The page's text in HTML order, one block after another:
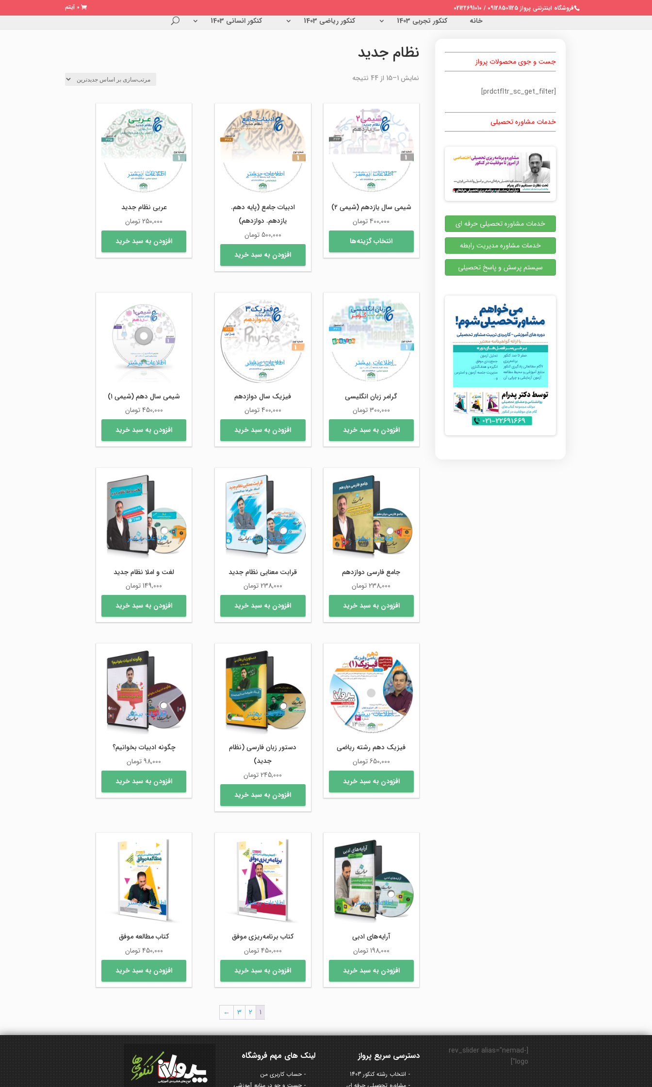
فروشگاه اینترنتی پرواز 09128501125 / 02122691010 0 آیتم
خانه کنکور تجربی 1403 کنکور ریاضی 1403 کنکور انسانی 1403
نظام جدید
نمایش 1–15 از 44 نتیجه
مرتب‌سازی
اطلاعات بیشتر
شیمی سال یازدهم (شیمی ۲)
400,000تومان
انتخاب گزینه‌ها
دارای
ممکن
اطلاعات بیشتر
ادبیات جامع (پایه دهم.
یازدهم. دوازدهم)
500,000تومان
افزودن به سبد خرید
اطلاعات بیشتر
عربی نظام جدید
250,000تومان
افزودن به سبد خرید
اطلاعات بیشتر
گرامر زبان انگلیسی
300,000تومان
افزودن به سبد خرید
اطلاعات بیشتر
فیزیک سال دوازدهم
400,000تومان
افزودن به سبد خرید
اطلاعات بیشتر
شیمی سال دهم (شیمی ۱)
450,000تومان
افزودن به سبد خرید
اطلاعات بیشتر
جامع فارسی دوازدهم
238,000تومان
افزودن به سبد خرید
اطلاعات بیشتر
قرابت معنایی نظام جدید
238,000تومان
افزودن به سبد خرید
اطلاعات بیشتر
لغت و املا نظام جدید
149,000تومان
افزودن به سبد خرید
اطلاعات بیشتر
فیزیک دهم رشته ریاضی
650,000تومان
افزودن به سبد خرید
اطلاعات بیشتر
دستور زبان فارسی (نظام
جدید)
245,000 تومان
افزودن به سبد خرید
اطلاعات بیشتر
چگونه ادبیات بخوانیم؟
98,000تومان
افزودن به سبد خرید
اطلاعات بیشتر
آرایه‌های ادبی
198,000تومان
افزودن به سبد خرید
اطلاعات بیشتر
کتاب برنامه‌ریزی موفق
450,000تومان
افزودن به سبد خرید
اطلاعات بیشتر
کتاب مطالعه موفق
450,000تومان
افزودن به سبد خرید
1
2
3
←
جست و جوی محصولات پرواز
[prdctfltr_sc_get_filter]
خدمات مشاوره تحصیلی
خدمات مشاوره تحصیلی حرفه ای
خدمات مشاوره مدیریت رابطه
سیستم پرسش و پاسخ تحصیلی
لینک های مهم فروشگاه
حساب کاربری من
جست و جو در منابع آموزشی
دسترسی سریع پرواز
انتخاب رشته کنکور 1403
مشاوره تحصیلی حرفه ای
[rev_slider alias="nemad-
logo"]